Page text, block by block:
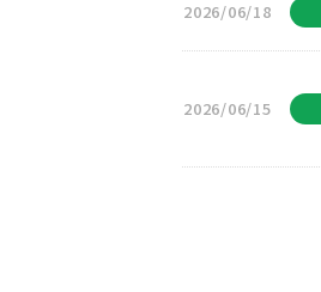
2026/06/18
2026/06/15